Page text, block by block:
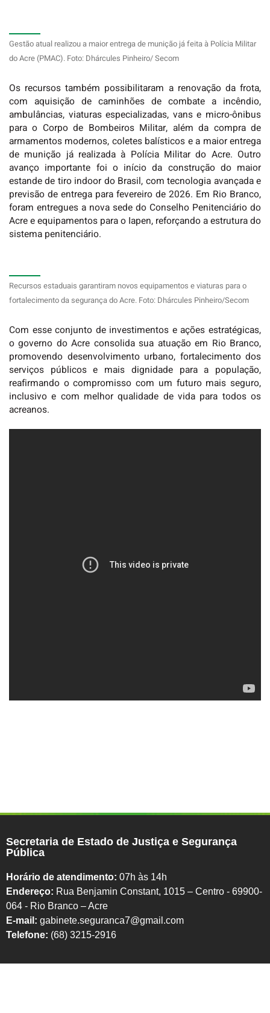
Gestão atual realizou a maior entrega de munição já feita à Polícia Militar
do Acre (PMAC). Foto: Dhárcules Pinheiro/ Secom
Os recursos também possibilitaram a renovação da frota,
com aquisição de caminhões de combate a incêndio,
ambulâncias, viaturas especializadas, vans e micro-ônibus
para o Corpo de Bombeiros Militar, além da compra de
armamentos modernos, coletes balísticos e a maior entrega
de munição já realizada à Polícia Militar do Acre. Outro
avanço importante foi o início da construção do maior
estande de tiro indoor do Brasil, com tecnologia avançada e
previsão de entrega para fevereiro de 2026. Em Rio Branco,
foram entregues a nova sede do Conselho Penitenciário do
Acre e equipamentos para o Iapen, reforçando a estrutura do
sistema penitenciário.
Recursos estaduais garantiram novos equipamentos e viaturas para o
fortalecimento da segurança do Acre. Foto: Dhárcules Pinheiro/Secom
Com esse conjunto de investimentos e ações estratégicas,
o governo do Acre consolida sua atuação em Rio Branco,
promovendo desenvolvimento urbano, fortalecimento dos
serviços públicos e mais dignidade para a população,
reafirmando o compromisso com um futuro mais seguro,
inclusivo e com melhor qualidade de vida para todos os
acreanos.
Secretaria de Estado de Justiça e Segurança
Pública
Horário de atendimento: 07h às 14h
Endereço: Rua Benjamin Constant, 1015 – Centro - 69900-
064 - Rio Branco – Acre
E-mail: gabinete.seguranca7@gmail.com
Telefone: (68) 3215-2916